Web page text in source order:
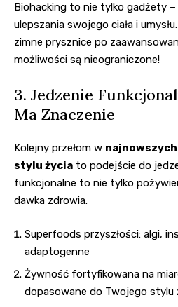
Biohacking to nie tylko gadżety
ulepszania swojego ciała i
zimne prysznice po
możliwości są nieograniczone!
3. Jedzenie
Ma Znaczenie
Kolejny przełom w
stylu życia to podejście do
funkcjonalne to nie tylko
dawka zdrowia.
Superfoods przyszłości: algi,
adaptogenne
Żywność fortyfikowana na
dopasowane do Twojego stylu